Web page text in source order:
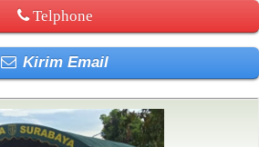
Telphone
Kirim Email